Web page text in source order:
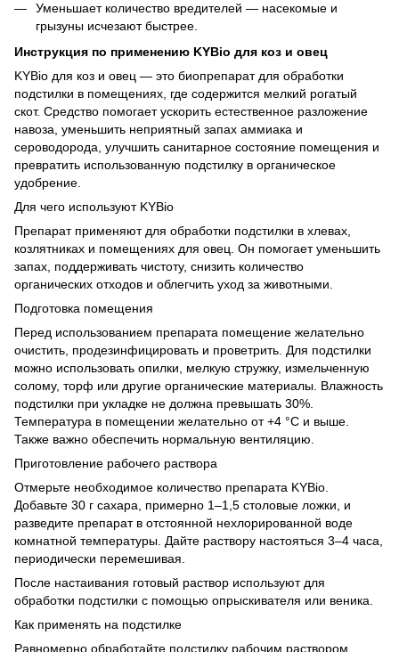
Уменьшает количество вредителей — насекомые и
грызуны исчезают быстрее.
Инструкция по применению KYBio для коз и овец
KYBio для коз и овец — это биопрепарат для обработки
подстилки в помещениях, где содержится мелкий рогатый
скот. Средство помогает ускорить естественное разложение
навоза, уменьшить неприятный запах аммиака и
сероводорода, улучшить санитарное состояние помещения и
превратить использованную подстилку в органическое
удобрение.
Для чего используют KYBio
Препарат применяют для обработки подстилки в хлевах,
козлятниках и помещениях для овец. Он помогает уменьшить
запах, поддерживать чистоту, снизить количество
органических отходов и облегчить уход за животными.
Подготовка помещения
Перед использованием препарата помещение желательно
очистить, продезинфицировать и проветрить. Для подстилки
можно использовать опилки, мелкую стружку, измельченную
солому, торф или другие органические материалы. Влажность
подстилки при укладке не должна превышать 30%.
Температура в помещении желательно от +4 °C и выше.
Также важно обеспечить нормальную вентиляцию.
Приготовление рабочего раствора
Отмерьте необходимое количество препарата KYBio.
Добавьте 30 г сахара, примерно 1–1,5 столовые ложки, и
разведите препарат в отстоянной нехлорированной воде
комнатной температуры. Дайте раствору настояться 3–4 часа,
периодически перемешивая.
После настаивания готовый раствор используют для
обработки подстилки с помощью опрыскивателя или веника.
Как применять на подстилке
Равномерно обработайте подстилку рабочим раствором